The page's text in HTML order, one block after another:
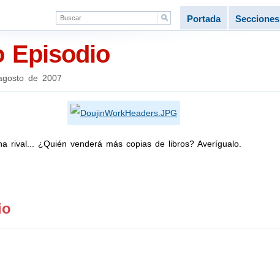
Portada Secciones
Episodio
de 2007
rival... ¿Quién venderá más copias de libros? Averígualo.